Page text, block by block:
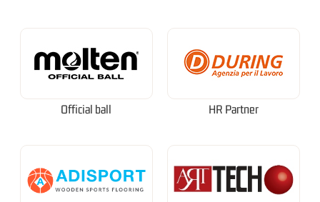
Official ball HR Partner